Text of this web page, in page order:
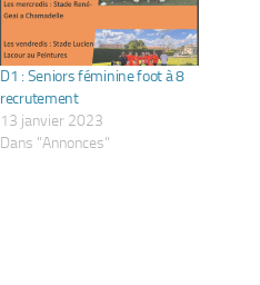
D1 : Seniors féminine foot à 8
recrutement
13 janvier 2023
Dans "Annonces"